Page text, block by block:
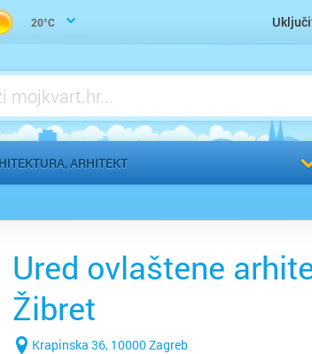
20°C
ARHITEKT
Voda,
Ured ovlaštene
Žibret
Krapinska 36, 10000 Zagreb